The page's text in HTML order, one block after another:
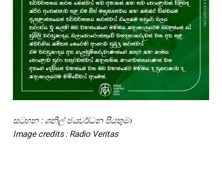
සටහන : ශනිල් ජයවර්ධන පියතුමා
Image credits : Radio Veritas